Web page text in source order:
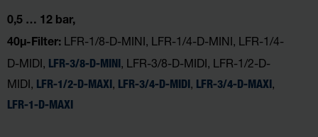
0,5 … 12 bar,
40µ-Filter: LFR-1/8-D-MINI, LFR-1/4-D-MINI, LFR-1/4-
D-MIDI, LFR-3/8-D-MINI, LFR-3/8-D-MIDI, LFR-1/2-D-
MIDI, LFR-1/2-D-MAXI, LFR-3/4-D-MIDI, LFR-3/4-D-MAXI,
LFR-1-D-MAXI